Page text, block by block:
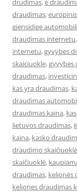
drudimas,e
draudimas,
gjensidige
draudimas internetu,
internetu,gyvybes
skaiciuokle,gyvybes
draudimas,
kas yra draudimas,
draudimas
draudimas kaina,
lietuvos draudimas,
kaina, kasko
draudimo skaičiuoklė
skaičiuoklė,
draudimas, kelionės
keliones draudimas